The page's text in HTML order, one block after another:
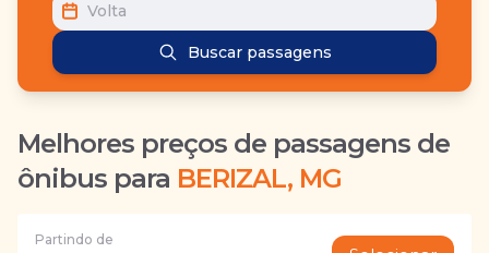
Volta
Buscar passagens
Melhores preços de passagens de
ônibus para BERIZAL, MG
Partindo de